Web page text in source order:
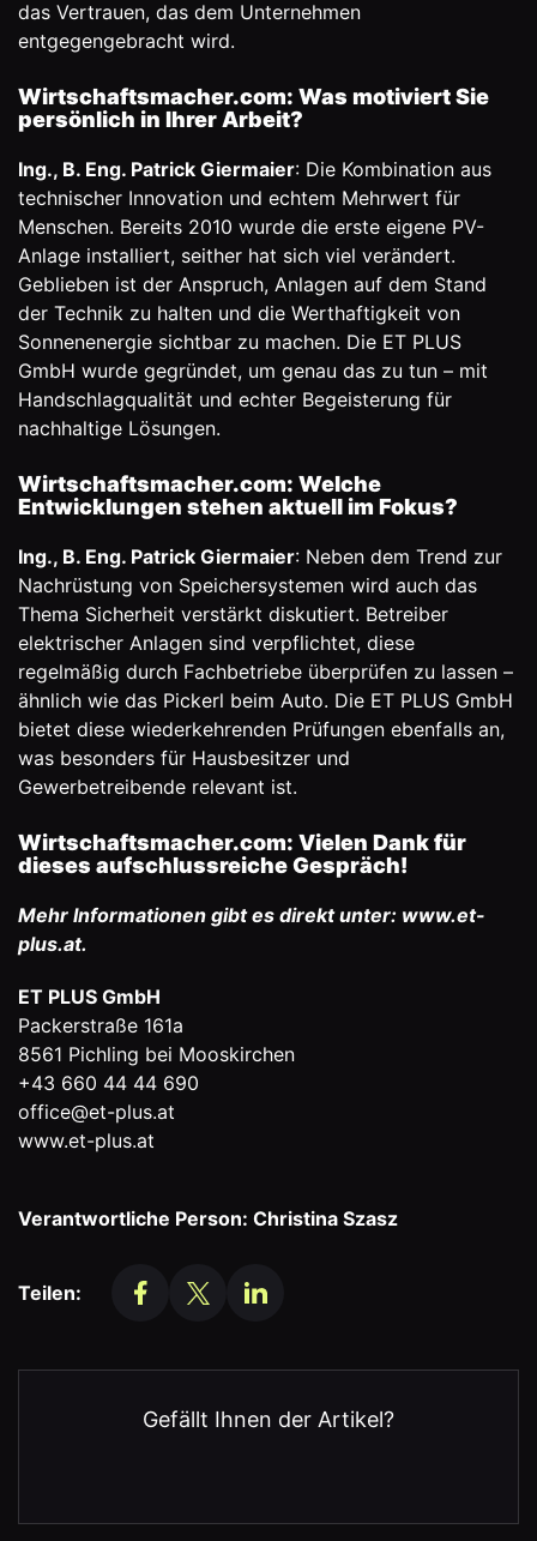
das Vertrauen, das dem Unternehmen
entgegengebracht wird.
Wirtschaftsmacher.com: Was motiviert Sie
persönlich in Ihrer Arbeit?
Ing., B. Eng. Patrick Giermaier: Die Kombination aus
technischer Innovation und echtem Mehrwert für
Menschen. Bereits 2010 wurde die erste eigene PV-
Anlage installiert, seither hat sich viel verändert.
Geblieben ist der Anspruch, Anlagen auf dem Stand
der Technik zu halten und die Werthaftigkeit von
Sonnenenergie sichtbar zu machen. Die ET PLUS
GmbH wurde gegründet, um genau das zu tun – mit
Handschlagqualität und echter Begeisterung für
nachhaltige Lösungen.
Wirtschaftsmacher.com: Welche
Entwicklungen stehen aktuell im Fokus?
Ing., B. Eng. Patrick Giermaier: Neben dem Trend zur
Nachrüstung von Speichersystemen wird auch das
Thema Sicherheit verstärkt diskutiert. Betreiber
elektrischer Anlagen sind verpflichtet, diese
regelmäßig durch Fachbetriebe überprüfen zu lassen –
ähnlich wie das Pickerl beim Auto. Die ET PLUS GmbH
bietet diese wiederkehrenden Prüfungen ebenfalls an,
was besonders für Hausbesitzer und
Gewerbetreibende relevant ist.
Wirtschaftsmacher.com: Vielen Dank für
dieses aufschlussreiche Gespräch!
Mehr Informationen gibt es direkt unter: www.et-
plus.at.
ET PLUS GmbH
Packerstraße 161a
8561 Pichling bei Mooskirchen
+43 660 44 44 690
office@et-plus.at
www.et-plus.at
Verantwortliche Person: Christina Szasz
Teilen:
Gefällt Ihnen der Artikel?